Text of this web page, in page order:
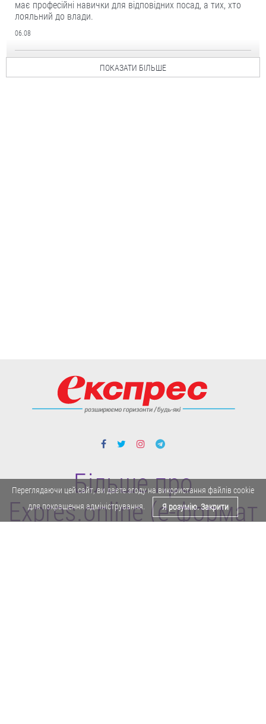
має професійні навички для відповідних посад, а тих, хто
лояльний до влади.
06.08
ПОКАЗАТИ БІЛЬШЕ
Більше про
Expres.online (e-формат
Переглядаючи цей сайт, ви даєте згоду на використання файлів cookie
для покращення адміністрування.
Я розумію. Закрити